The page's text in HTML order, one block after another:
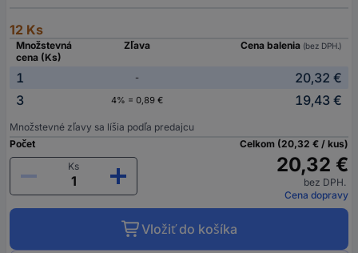
12 Ks
Množstevná
cena (Ks)
Zľava Cena balenia (bez DPH.)
1 -
20,32 €
3
4% = 0,89 € 19,43 €
Množstevné zľavy sa líšia podľa predajcu
Počet
Ks
Celkom (20,32 € / kus)
20,32 €
bez DPH.
Cena dopravy
Vložiť do košíka